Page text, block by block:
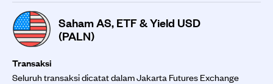
Saham AS, ETF & Yield USD
(PALN)
Transaksi
Seluruh transaksi dicatat dalam Jakarta Futures Exchange